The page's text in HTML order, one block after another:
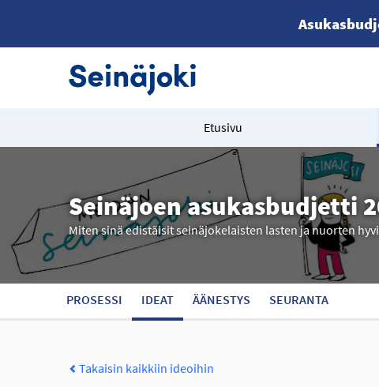
Etusivu
Seinäjoen asukasbudjetti
Miten sinä edistäisit seinäjokelaisten lasten ja nuorten
PROSESSI IDEAT ÄÄNESTYS SEURANTA
Takaisin kaikkiin ideoihin